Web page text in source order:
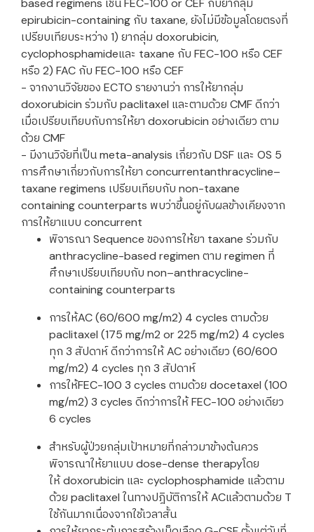
based regimens เช่น FEC-100 or CEF กับยากลุ่ม
epirubicin-containing กับ taxane, ยังไม่มีข้อมูลโดยตรงที่
เปรียบเทียบระหว่าง 1) ยากลุ่ม doxorubicin,
cyclophosphamideและ taxane กับ FEC-100 หรือ CEF
หรือ 2) FAC กับ FEC-100 หรือ CEF
- จากงานวิจัยของ ECTO รายงานว่า การให้ยากลุ่ม
doxorubicin ร่วมกับ paclitaxel และตามด้วย CMF ดีกว่า
เมื่อเปรียบเทียบกับการให้ยา doxorubicin อย่างเดียว ตาม
ด้วย CMF
- มีงานวิจัยที่เป็น meta-analysis เกี่ยวกับ DSF และ OS 5
การศึกษาเกี่ยวกับการให้ยา concurrentanthracycline–
taxane regimens เปรียบเทียบกับ non-taxane
containing counterparts พบว่าขึ้นอยู่กับผลข้างเคียงจาก
การให้ยาแบบ concurrent
พิจารณา Sequence ของการให้ยา taxane ร่วมกับ
anthracycline-based regimen ตาม regimen ที่
ศึกษาเปรียบเทียบกับ non–anthracycline-
containing counterparts
การให้AC (60/600 mg/m2) 4 cycles ตามด้วย
paclitaxel (175 mg/m2 or 225 mg/m2) 4 cycles
ทุก 3 สัปดาห์ ดีกว่าการให้ AC อย่างเดียว (60/600
mg/m2) 4 cycles ทุก 3 สัปดาห์
การให้FEC-100 3 cycles ตามด้วย docetaxel (100
mg/m2) 3 cycles ดีกว่าการให้ FEC-100 อย่างเดียว
6 cycles
สำหรับผู้ป่วยกลุ่มเป้าหมายที่กล่าวมาข้างต้นควร
พิจารณาให้ยาแบบ dose-dense therapyโดย
ให้ doxorubicin และ cyclophosphamide แล้วตาม
ด้วย paclitaxel ในทางปฎิบัติการให้ ACแล้วตามด้วย T
ใช้กันมากเนื่องจากใช้เวลาสั้น